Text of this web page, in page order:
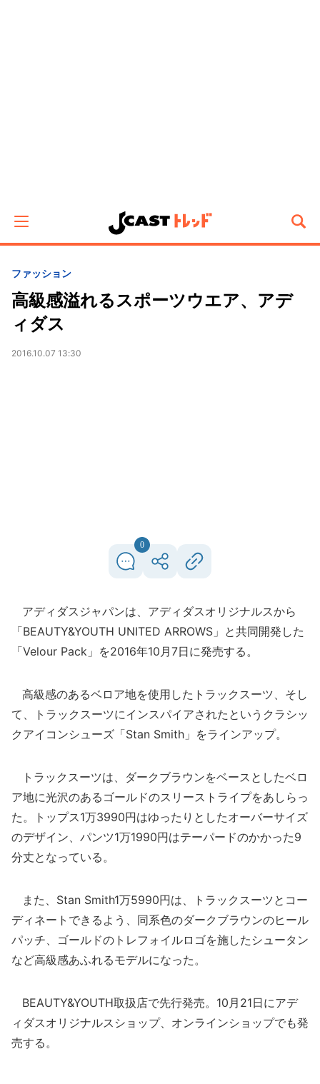
ファッション
高級感溢れるスポーツウエア、アデ
ィダス
2016.10.07 13:30
0
アディダスジャパンは、アディダスオリジナルスから
「BEAUTY&YOUTH UNITED ARROWS」と共同開発した
「Velour Pack」を2016年10月7日に発売する。
高級感のあるベロア地を使用したトラックスーツ、そし
て、トラックスーツにインスパイアされたというクラシッ
クアイコンシューズ「Stan Smith」をラインアップ。
トラックスーツは、ダークブラウンをベースとしたベロ
ア地に光沢のあるゴールドのスリーストライプをあしらっ
た。トップス1万3990円はゆったりとしたオーバーサイズ
のデザイン、パンツ1万1990円はテーパードのかかった9
分丈となっている。
また、Stan Smith1万5990円は、トラックスーツとコー
ディネートできるよう、同系色のダークブラウンのヒール
パッチ、ゴールドのトレフォイルロゴを施したシュータン
など高級感あふれるモデルになった。
BEAUTY&YOUTH取扱店で先行発売。10月21日にアデ
ィダスオリジナルスショップ、オンラインショップでも発
売する。